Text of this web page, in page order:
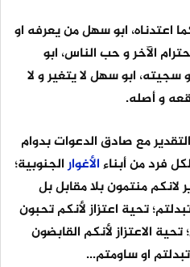
اعتدناه، ابو سهل من يعرفه او
الآخر و حب الناس، ابو
ابو سهل لا يتغير و لا
و أصله.
مع صادق الدعوات بدوام
فرد من أبناءالأغوارالجنوبية؛
لانكم منتمون بلا مقابل بل
تحية اعتزاز لأنكم تحبون
الاعتزاز لأنكم القابضون
او ساومتم...